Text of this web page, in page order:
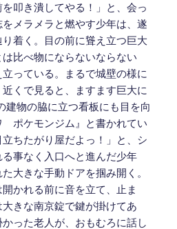
叩き潰してやる！」と、会っ
メラメラと燃やす少年は、遂
着く。目の前に聳え立つ巨大
比べ物にならないならない
っている。まるで城壁の様に
くで見ると、ますます巨大に
建物の脇に立つ看板にも目を向
ポケモンジム』と書かれてい
ちたがり屋だよっ！」と、シ
事なく入口へと進んだ少年
大きな手動ドアを掴み開く。
かれる前に音を立て、止ま
きな南京錠で鍵が掛けてあ
った老人が、おもむろに話し